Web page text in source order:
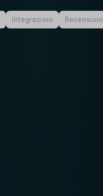
Integrazioni Recensioni